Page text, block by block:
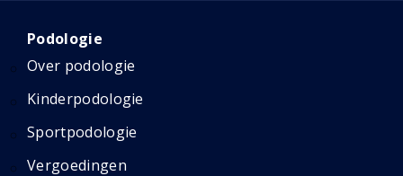
Podologie
Over podologie
Kinderpodologie
Sportpodologie
Vergoedingen